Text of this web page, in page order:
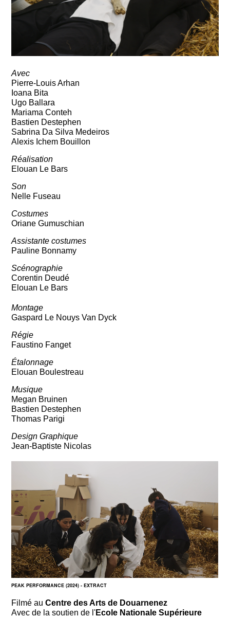
Avec
Pierre-Louis Arhan
Ioana Bita
Ugo Ballara
Mariama Conteh
Bastien Destephen
Sabrina Da Silva Medeiros
Alexis Ichem Bouillon
Réalisation
Elouan Le Bars
Son
Nelle Fuseau
Costumes
Oriane Gumuschian
Assistante costumes
Pauline Bonnamy
Scénographie
Corentin Deudé
Elouan Le Bars
Montage
Gaspard Le Nouys Van Dyck
Régie
Faustino Fanget
Étalonnage
Elouan Boulestreau
Musique
Megan Bruinen
Bastien Destephen
Thomas Parigi
Design Graphique
Jean-Baptiste Nicolas
PEAK PERFORMANCE (2024) - EXTRACT
Filmé auCentre des Arts de Douarnenez
Avec de la soutien de l'Ecole Nationale Supérieure